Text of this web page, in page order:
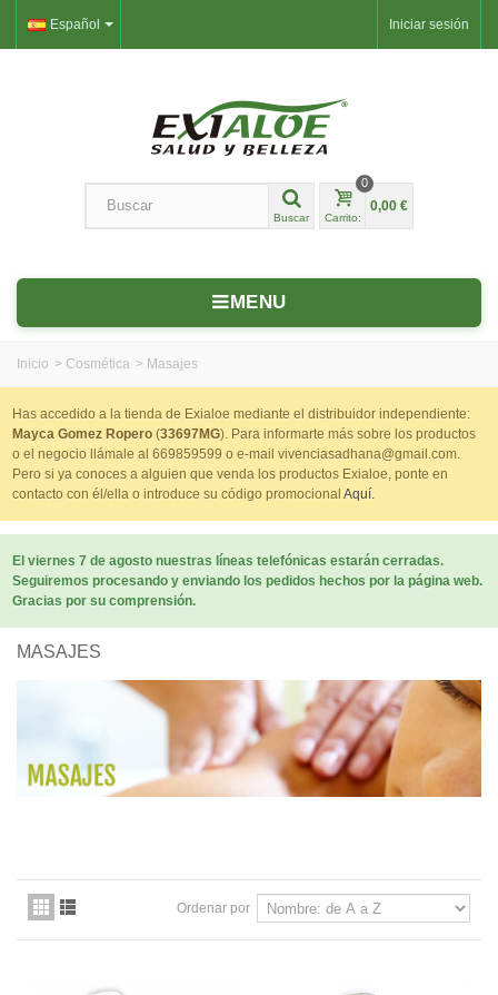
Iniciar sesión
Español
Buscar Carrito:
0
0,00 €
MENU
Inicio > Cosmética > Masajes
Has accedido a la tienda de Exialoe mediante el distribuidor independiente:
Mayca Gomez Ropero (33697MG). Para informarte más sobre los productos
o el negocio llámale al 669859599 o e-mail vivenciasadhana@gmail.com.
Pero si ya conoces a alguien que venda los productos Exialoe, ponte en
contacto con él/ella o introduce su código promocional Aquí.
El viernes 7 de agosto nuestras líneas telefónicas estarán cerradas.
Seguiremos procesando y enviando los pedidos hechos por la página web.
Gracias por su comprensión.
MASAJES
Ordenar por